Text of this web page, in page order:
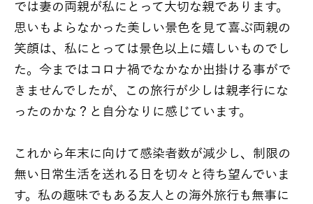
では妻の両親が私にとって大切な親であります。
思いもよらなかった美しい景色を見て喜ぶ両親の
笑顔は、私にとっては景色以上に嬉しいものでし
た。今まではコロナ禍でなかなか出掛ける事がで
きませんでしたが、この旅行が少しは親孝行にな
ったのかな？と自分なりに感じています。
これから年末に向けて感染者数が減少し、制限の
無い日常生活を送れる日を切々と待ち望んでいま
す。私の趣味でもある友人との海外旅行も無事に